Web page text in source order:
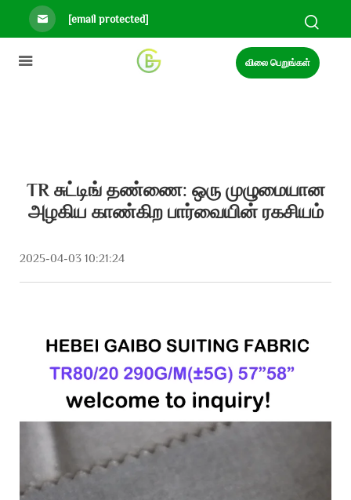
[email protected]
விலை பெறுங்கள்
TR சுட்டிங் தண்ணை: ஒரு முழுமையான
அழகிய காண்கிற பார்வையின் ரகசியம்
2025-04-03 10:21:24